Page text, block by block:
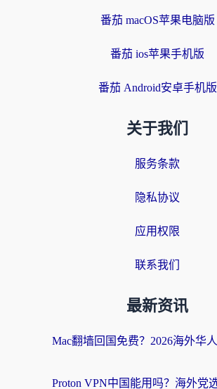
番茄 macOS苹果电脑版
番茄 ios苹果手机版
番茄 Android安卓手机版
关于我们
服务条款
隐私协议
应用权限
联系我们
最新资讯